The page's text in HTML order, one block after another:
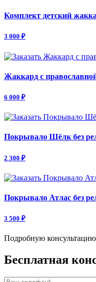
Комплект детский
3 000 ₽
Жаккард с
6 000 ₽
Покрывало Шёлк без
2 300 ₽
Покрывало Атлас без
3 500 ₽
Подробную
Бесплатная